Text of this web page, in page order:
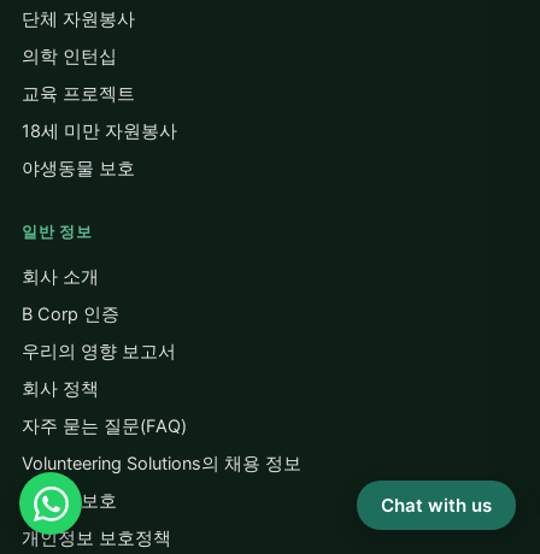
단체 자원봉사
의학 인턴십
교육 프로젝트
18세 미만 자원봉사
야생동물 보호
일반 정보
회사 소개
B Corp 인증
우리의 영향 보고서
회사 정책
자주 묻는 질문(FAQ)
Volunteering Solutions의 채용 정보
재정적 보호
개인정보 보호정책
Chat with us